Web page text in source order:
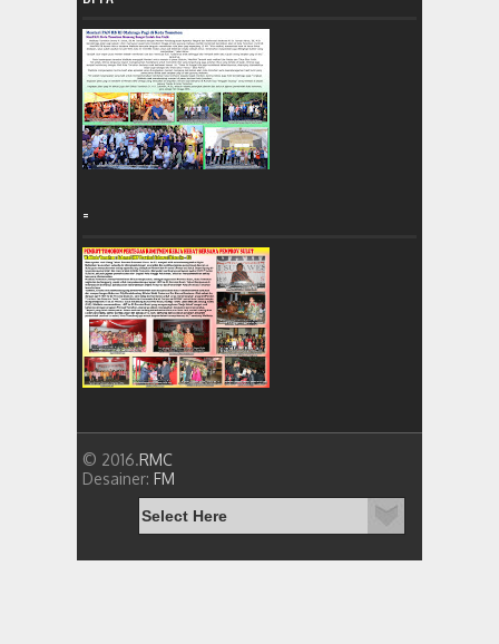
=
© 2016.RMC
Desainer: FM